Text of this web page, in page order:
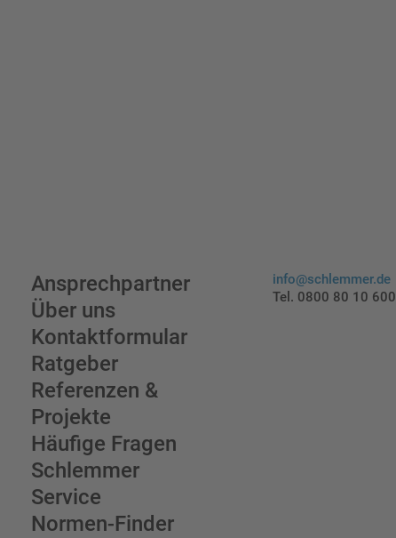
Ansprechpartner
Über uns
Kontaktformular
Ratgeber
Referenzen &
Projekte
Häufige Fragen
Schlemmer
Service
Normen-Finder
info@schlemmer.de
Tel. 0800 80 10 600